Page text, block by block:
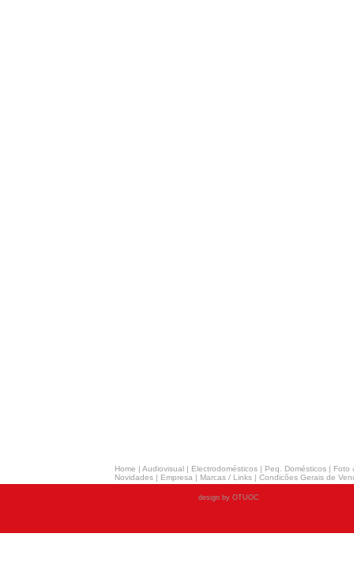
Home | Audiovisual | Electrodomésticos | Peq. Domésticos | Foto
Novidades | Empresa | Marcas / Links | Condicões Gerais de
design by OTUOC